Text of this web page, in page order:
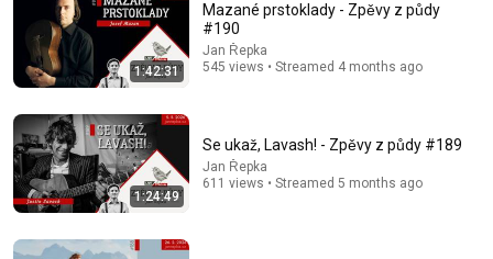
The Bob Newhart Toupee Sketch That Broke Dean
Dean Martin • 2.4M views
1:42:31
Mazané prstoklady - Zpěvy z půdy
#190
Jan Řepka
545 views • Streamed 4 months ago
1:24:49
Se ukaž, Lavash! - Zpěvy z půdy #189
Jan Řepka
611 views • Streamed 5 months ago